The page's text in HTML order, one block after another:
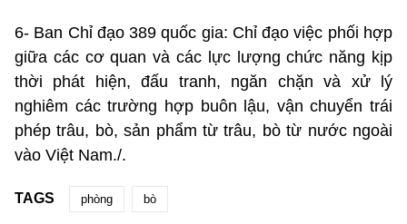
6- Ban Chỉ đạo 389 quốc gia: Chỉ đạo việc phối hợp
giữa các cơ quan và các lực lượng chức năng kịp
thời phát hiện, đấu tranh, ngăn chặn và xử lý
nghiêm các trường hợp buôn lậu, vận chuyển trái
phép trâu, bò, sản phẩm từ trâu, bò từ nước ngoài
vào Việt Nam./.
TAGS phòng bò